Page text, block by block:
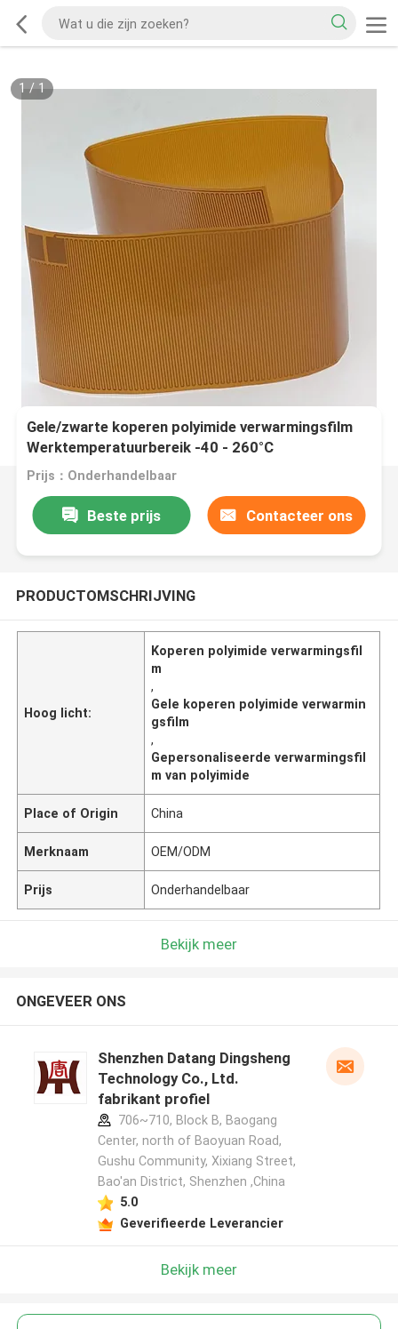
1/1
Gele/zwarte koperen polyimide verwarmingsfilm
Werktemperatuurbereik -40 - 260°C
Prijs：Onderhandelbaar
Beste prijs Contacteer ons
PRODUCTOMSCHRIJVING
Hoog licht:
Koperen polyimide verwarmingsfil
m
,
Gele koperen polyimide verwarmin
gsfilm
,
Gepersonaliseerde verwarmingsfil
m van polyimide
Place of Origin China
Merknaam OEM/ODM
Prijs Onderhandelbaar
Bekijk meer
ONGEVEER ONS
Shenzhen Datang Dingsheng
Technology Co., Ltd.
fabrikant profiel
706~710, Block B, Baogang
Center, north of Baoyuan Road,
Gushu Community, Xixiang Street,
Bao'an District, Shenzhen ,China
5.0
Geverifieerde Leverancier
Bekijk meer